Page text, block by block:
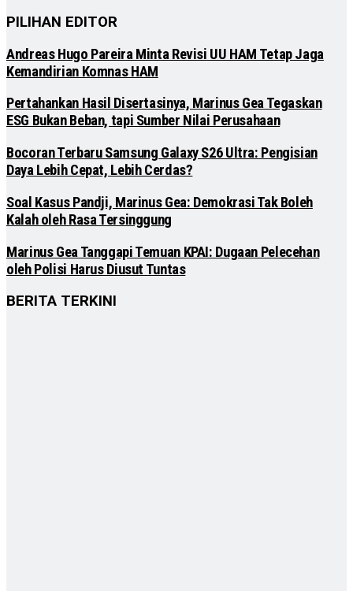
PILIHAN EDITOR
Andreas Hugo Pareira Minta Revisi UU HAM Tetap Jaga
Kemandirian Komnas HAM
Pertahankan Hasil Disertasinya, Marinus Gea Tegaskan
ESG Bukan Beban, tapi Sumber Nilai Perusahaan
Bocoran Terbaru Samsung Galaxy S26 Ultra: Pengisian
Daya Lebih Cepat, Lebih Cerdas?
Soal Kasus Pandji, Marinus Gea: Demokrasi Tak Boleh
Kalah oleh Rasa Tersinggung
Marinus Gea Tanggapi Temuan KPAI: Dugaan Pelecehan
oleh Polisi Harus Diusut Tuntas
BERITA TERKINI